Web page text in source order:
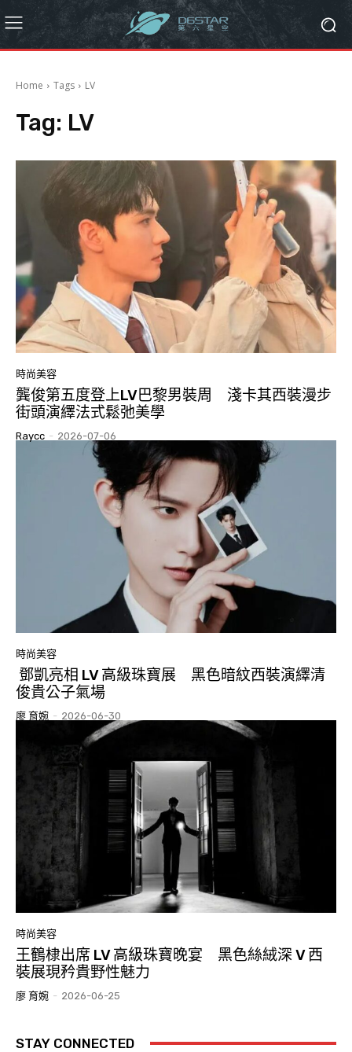
Home Tags LV
Tag: LV
時尚美容
龔俊第五度登上LV巴黎男裝周 淺卡其西裝漫步
街頭演繹法式鬆弛美學
Raycc - 2026-07-06
時尚美容
鄧凱亮相 LV 高級珠寶展 黑色暗紋西裝演繹清
俊貴公子氣場
廖 育婉 - 2026-06-30
時尚美容
王鶴棣出席 LV 高級珠寶晚宴 黑色絲絨深 V 西
裝展現矜貴野性魅力
廖 育婉 - 2026-06-25
STAY CONNECTED